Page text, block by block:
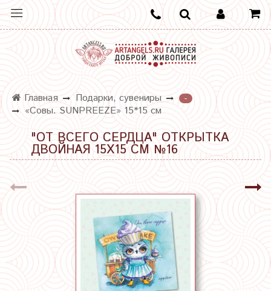
Главная Подарки, сувениры
-
«Совы. SUNPREEZE» 15*15 см
"ОТ ВСЕГО СЕРДЦА" ОТКРЫТКА
ДВОЙНАЯ 15Х15 СМ №16